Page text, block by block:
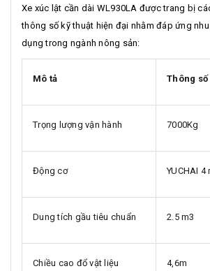
Xe xúc lật cần dài WL930LA được trang bị
thông số kỹ thuật hiện đại nhằm đáp ứng
dụng trong ngành nông sản:
Mô tả Thông số
Trọng lượng vận hành 7000Kg
Động cơ YUCHAI 4
Dung tích gầu tiêu chuẩn 2.5 m3
Chiều cao đổ vật liệu 4,6m